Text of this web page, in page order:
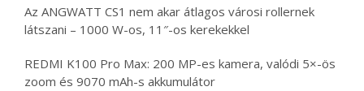
Az ANGWATT CS1 nem akar átlagos városi rollernek
látszani – 1000 W-os, 11″-os kerekekkel
REDMI K100 Pro Max: 200 MP-es kamera, valódi 5×-ös
zoom és 9070 mAh-s akkumulátor